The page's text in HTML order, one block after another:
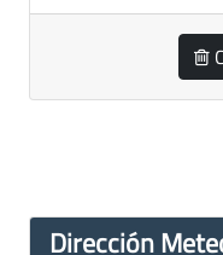
Dirección